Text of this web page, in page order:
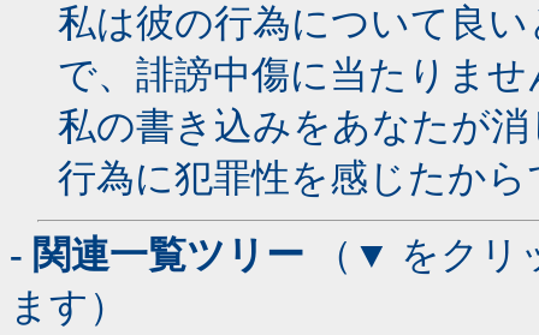
私は彼の行為について良
で、誹謗中傷に当たりませ
私の書き込みをあなたが
行為に犯罪性を感じたか
- 関連一覧ツリー （▼ をクリ
ます）